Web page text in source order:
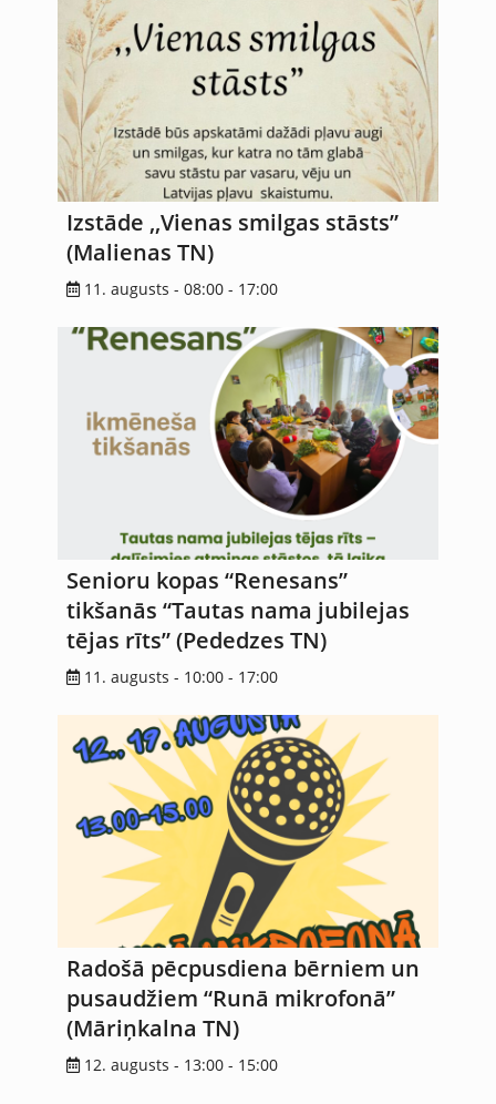
Izstāde ,,Vienas smilgas stāsts”
(Malienas TN)
11. augusts - 08:00 - 17:00
Senioru kopas “Renesans”
tikšanās “Tautas nama jubilejas
tējas rīts” (Pededzes TN)
11. augusts - 10:00 - 17:00
Radošā pēcpusdiena bērniem un
pusaudžiem “Runā mikrofonā”
(Māriņkalna TN)
12. augusts - 13:00 - 15:00